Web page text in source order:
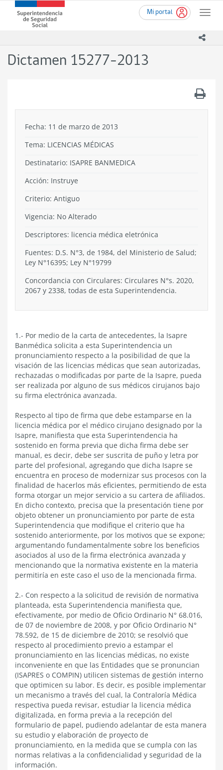
contenido
Mi portal
Toggle
Superintendencia
de
-
Dictamen 15277-2013
Fecha: 11 de marzo de 2013
Tema: LICENCIAS MÉDICAS
Destinatario: ISAPRE BANMEDICA
Acción: Instruye
Criterio: Antiguo
Vigencia: No Alterado
Descriptores: licencia médica eletrónica
Fuentes: D.S. N°3, de 1984, del Ministerio de Salud;
Ley N°16395; Ley N°19799
Concordancia con Circulares: Circulares N°s. 2020,
2067 y 2338, todas de esta Superintendencia.
1.- Por medio de la carta de antecedentes, la Isapre
Banmédica solicita a esta Superintendencia un
pronunciamiento respecto a la posibilidad de que la
visación de las licencias médicas que sean autorizadas,
rechazadas o modificadas por parte de la Isapre, pueda
ser realizada por alguno de sus médicos cirujanos bajo
su firma electrónica avanzada.
Respecto al tipo de firma que debe estamparse en la
licencia médica por el médico cirujano designado por la
Isapre, manifiesta que esta Superintendencia ha
sostenido en forma previa que dicha firma debe ser
manual, es decir, debe ser suscrita de puño y letra por
parte del profesional, agregando que dicha Isapre se
encuentra en proceso de modernizar sus procesos con la
finalidad de hacerlos más eficientes, permitiendo de esta
forma otorgar un mejor servicio a su cartera de afiliados.
En dicho contexto, precisa que la presentación tiene por
objeto obtener un pronunciamiento por parte de esta
Superintendencia que modifique el criterio que ha
sostenido anteriormente, por los motivos que se expone;
argumentando fundamentalmente sobre los beneficios
asociados al uso de la firma electrónica avanzada y
mencionando que la normativa existente en la materia
permitiría en este caso el uso de la mencionada firma.
2.- Con respecto a la solicitud de revisión de normativa
planteada, esta Superintendencia manifiesta que,
efectivamente, por medio de Oficio Ordinario N° 68.016,
de 07 de noviembre de 2008, y por Oficio Ordinario N°
78.592, de 15 de diciembre de 2010; se resolvió que
respecto al procedimiento previo a estampar el
pronunciamiento en las licencias médicas, no existe
inconveniente en que las Entidades que se pronuncian
(ISAPRES o COMPIN) utilicen sistemas de gestión interno
que optimicen su labor. Es decir, es posible implementar
un mecanismo a través del cual, la Contraloría Médica
respectiva pueda revisar, estudiar la licencia médica
digitalizada, en forma previa a la recepción del
formulario de papel, pudiendo adelantar de esta manera
su estudio y elaboración de proyecto de
pronunciamiento, en la medida que se cumpla con las
normas relativas a la confidencialidad y seguridad de la
información.